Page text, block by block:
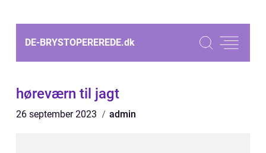
DE-BRYSTOPEREREDE.dk
høreværn til jagt
26 september 2023 admin